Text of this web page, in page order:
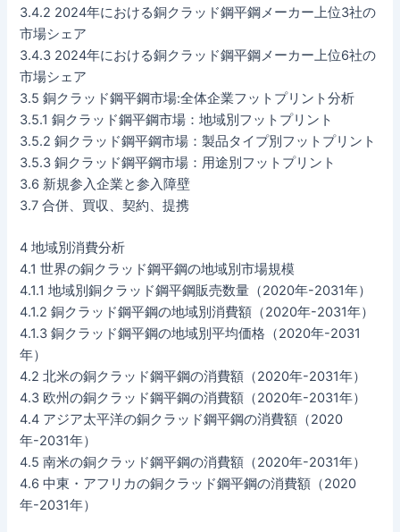
3.4.2 2024年における銅クラッド鋼平鋼メーカー上位3社の
市場シェア
3.4.3 2024年における銅クラッド鋼平鋼メーカー上位6社の
市場シェア
3.5 銅クラッド鋼平鋼市場:全体企業フットプリント分析
3.5.1 銅クラッド鋼平鋼市場：地域別フットプリント
3.5.2 銅クラッド鋼平鋼市場：製品タイプ別フットプリント
3.5.3 銅クラッド鋼平鋼市場：用途別フットプリント
3.6 新規参入企業と参入障壁
3.7 合併、買収、契約、提携
4 地域別消費分析
4.1 世界の銅クラッド鋼平鋼の地域別市場規模
4.1.1 地域別銅クラッド鋼平鋼販売数量（2020年-2031年）
4.1.2 銅クラッド鋼平鋼の地域別消費額（2020年-2031年）
4.1.3 銅クラッド鋼平鋼の地域別平均価格（2020年-2031
年）
4.2 北米の銅クラッド鋼平鋼の消費額（2020年-2031年）
4.3 欧州の銅クラッド鋼平鋼の消費額（2020年-2031年）
4.4 アジア太平洋の銅クラッド鋼平鋼の消費額（2020
年-2031年）
4.5 南米の銅クラッド鋼平鋼の消費額（2020年-2031年）
4.6 中東・アフリカの銅クラッド鋼平鋼の消費額（2020
年-2031年）